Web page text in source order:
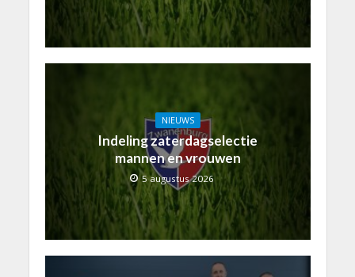
NIEUWS
Indeling zaterdagselectie
mannen en vrouwen
5 augustus 2026